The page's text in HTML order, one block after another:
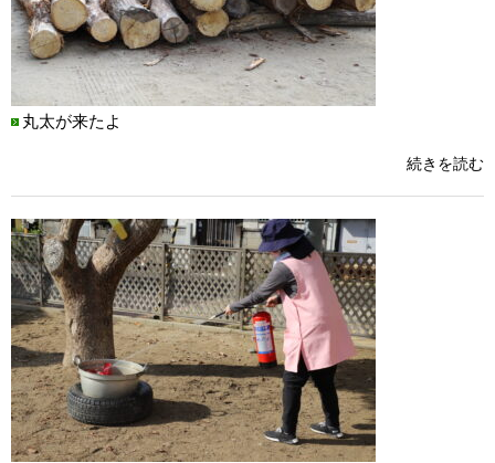
丸太が来たよ
続きを読む